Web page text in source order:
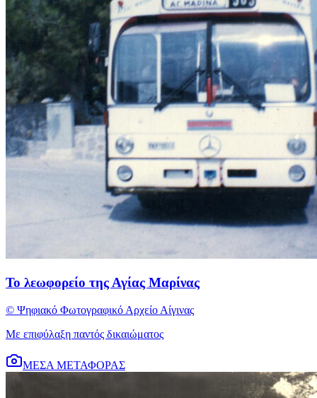
Το λεωφορείο της Αγίας Μαρίνας
© Ψηφιακό Φωτογραφικό Αρχείο Αίγινας
Με επιφύλαξη παντός δικαιώματος
ΜΕΣΑ ΜΕΤΑΦΟΡΑΣ